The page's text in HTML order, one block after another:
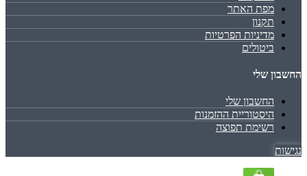
מפת האתר
תקנון
מדיניות הפרטיות
ביטולים
החשבון שלי
החשבון שלי
היסטוריית ההזמנות
רשימת תפוצה
נגישות